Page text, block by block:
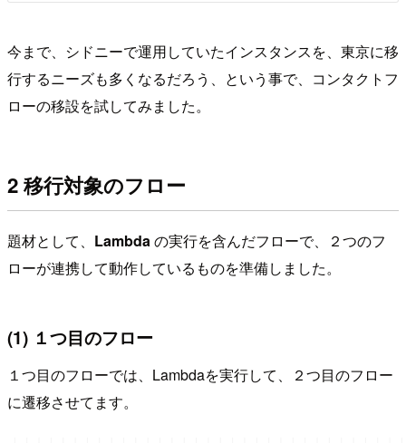
今まで、シドニーで運用していたインスタンスを、東京に移
行するニーズも多くなるだろう、という事で、コンタクトフ
ローの移設を試してみました。
2 移行対象のフロー
題材として、 Lambdaの実行を含んだフローで、２つのフ
ローが連携して動作しているものを準備しました。
(1) １つ目のフロー
１つ目のフローでは、Lambdaを実行して、２つ目のフロー
に遷移させてます。